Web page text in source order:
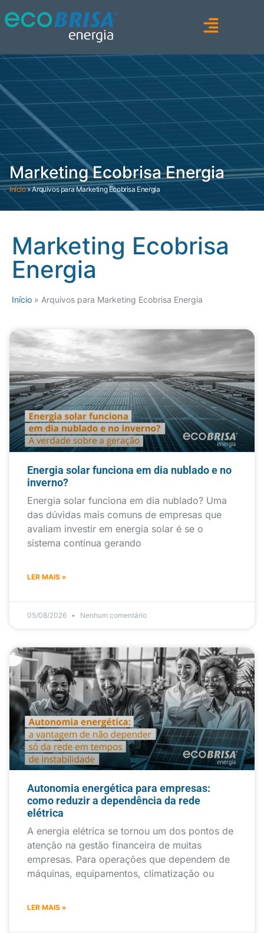
Marketing Ecobrisa Energia
Início»Arquivos para Marketing Ecobrisa Energia
Marketing Ecobrisa
Energia
Início » Arquivos para Marketing Ecobrisa Energia
Energia solar funciona em dia nublado e no
inverno?
Energia solar funciona em dia nublado? Uma
das dúvidas mais comuns de empresas que
avaliam investir em energia solar é se o
sistema continua gerando
LER MAIS »
05/08/2026 Nenhum comentário
Autonomia energética para empresas:
como reduzir a dependência da rede
elétrica
A energia elétrica se tornou um dos pontos de
atenção na gestão financeira de muitas
empresas. Para operações que dependem de
máquinas, equipamentos, climatização ou
LER MAIS »